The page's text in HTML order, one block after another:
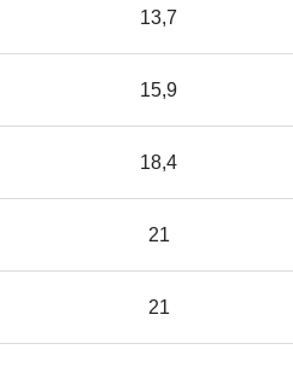
13,7
15,9
18,4
21
21